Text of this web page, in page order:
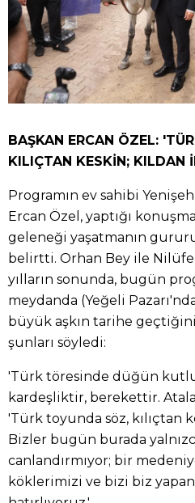
BAŞKAN ERCAN ÖZEL:
KILIÇTAN KESKİN; KILDAN
Programın ev sahibi
Ercan Özel, yaptığı
geleneği yaşatmanın
belirtti. Orhan Bey ile
yılların sonunda, bugün
meydanda (Yeğeli
büyük aşkın tarihe
şunları söyledi:
'Türk töresinde düğün
kardeşliktir, berekettir.
'Türk toyunda söz, kılıçtan
Bizler bugün burada
canlandırmıyor; bir
köklerimizi ve bizi biz